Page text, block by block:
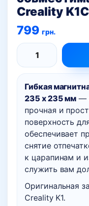
Creality K1C
799 грн.
Гибкая
235 x 235 мм —
прочная и
поверхность
обеспечивает
снятие
к царапинам и
служить вам
Оригинальная
Creality K1.
Количество
товара
Гибкая
магнитная
стальная
PEI
пластина
235
мм,